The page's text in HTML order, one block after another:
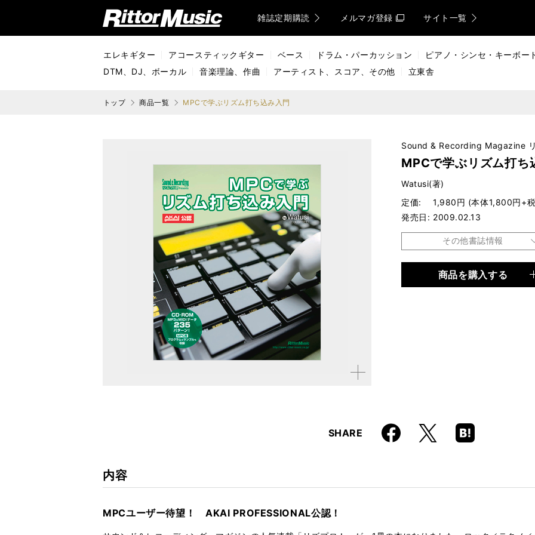
リットーミュージック (Rittor Music) 雑誌定期購読 メルマガ登録 サイト一覧
エレキギター アコースティックギター ベース ドラム・パーカッション ピアノ・シンセ・キーボー
DTM、DJ、ボーカル
音楽理論、作曲 アーティスト、スコア、その他 立東舎
トップ 商品一覧 MPCで学ぶリズム打ち込み入門
拡大す
Sound & Recording Magazine
MPCで学ぶリズム打ち
Watusi(著)
定価
1,980円 (本体1,800円+
発売日
2009.02.13
その他書誌情報
書籍
商品を購入する
SHARE Faceboo
k
X
Hatena
Boo
内容
MPCユーザー待望！ AKAI PROFESSIONAL公認！